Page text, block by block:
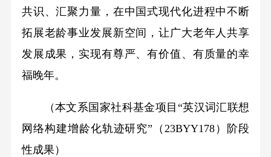
共识、汇聚力量，在中国式现代化进程中不断
拓展老龄事业发展新空间，让广大老年人共享
发展成果，实现有尊严、有价值、有质量的幸
福晚年。
（本文系国家社科基金项目“英汉词汇联想
网络构建增龄化轨迹研究”（23BYY178）阶段
性成果）